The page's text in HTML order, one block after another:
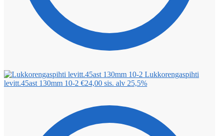
Lukkorengaspihti
levitt.45ast 130mm 10-2 €24,00 sis. alv 25,5%